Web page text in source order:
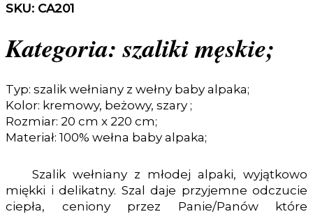
SKU: CA201
Kategoria: szaliki męskie;
Typ: szalik wełniany z wełny baby alpaka;
Kolor: kremowy, beżowy, szary ;
Rozmiar: 20 cm x 220 cm;
Materiał: 100% wełna baby alpaka;
Szalik wełniany z młodej alpaki, wyjątkowo
miękki i delikatny. Szal daje przyjemne odczucie
ciepła, ceniony przez Panie/Panów które